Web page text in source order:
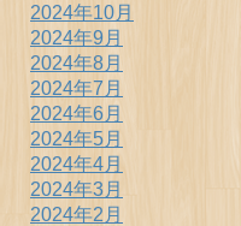
2024年10月
2024年9月
2024年8月
2024年7月
2024年6月
2024年5月
2024年4月
2024年3月
2024年2月